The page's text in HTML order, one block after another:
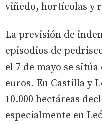
viñedo, hortícolas y
La previsión de
episodios de
el 7 de mayo se
euros. En Castilla y
10.000 hectáreas
especialmente en